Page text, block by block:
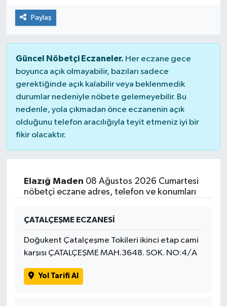
Paylaş
Güncel Nöbetçi Eczaneler. Her eczane gece
boyunca açık olmayabilir, bazıları sadece
gerektiğinde açık kalabilir veya beklenmedik
durumlar nedeniyle nöbete gelemeyebilir. Bu
nedenle, yola çıkmadan önce eczanenin açık
olduğunu telefon aracılığıyla teyit etmeniz iyi bir
fikir olacaktır.
Elazığ Maden 08 Ağustos 2026 Cumartesi
nöbetçi eczane adres, telefon ve konumları
ÇATALÇEŞME ECZANESİ
Doğukent Çatalçeşme Tokileri ikinci etap cami
karşısı ÇATALÇEŞME MAH.3648. SOK. NO:4/A
Yol Tarifi Al